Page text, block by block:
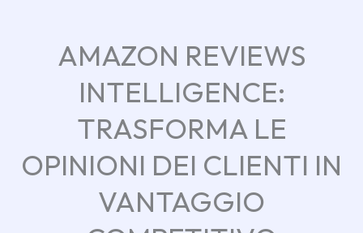
AMAZON REVIEWS
INTELLIGENCE:
TRASFORMA LE
OPINIONI DEI CLIENTI IN
VANTAGGIO